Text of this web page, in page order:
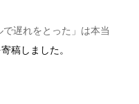
遅れをとった」は本当
寄稿しました。